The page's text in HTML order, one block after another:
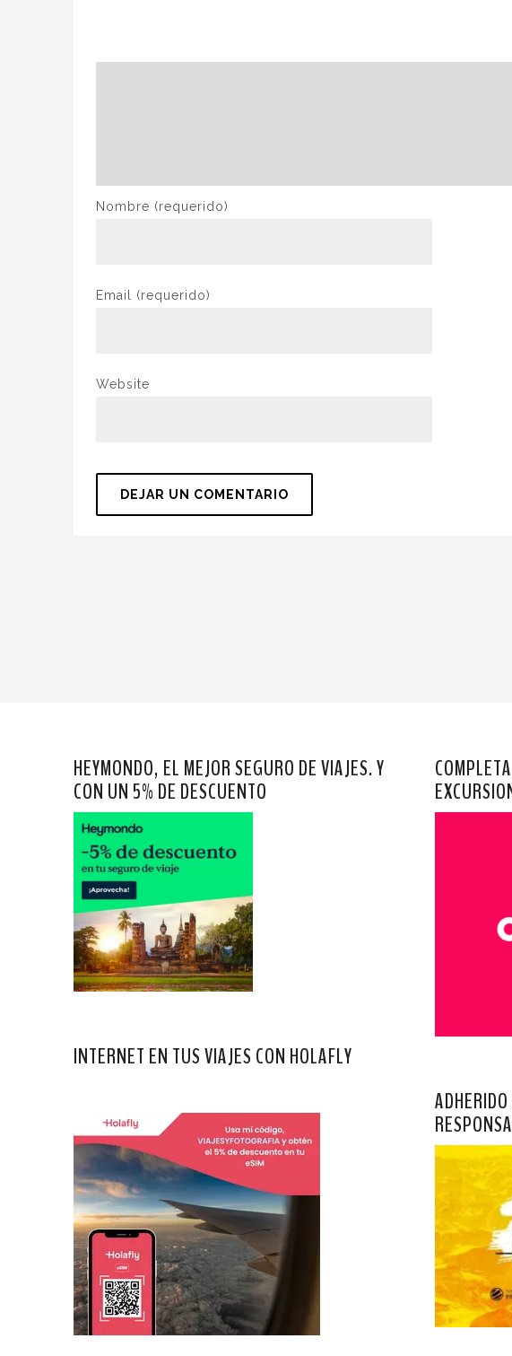
Nombre (requerido)
Email (requerido)
Website
HEYMONDO, EL MEJOR SEGURO DE VIAJES. Y
CON UN 5% DE DESCUENTO
INTERNET EN TUS VIAJES CON HOLAFLY